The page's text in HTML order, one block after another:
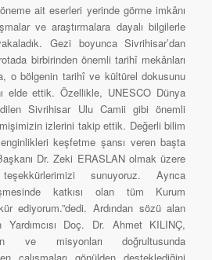
ait eserleri yerinde görme imkânı
ve araştırmalara dayalı bilgilerle
Gezi boyunca Sivrihisar’dan
birbirinden önemli tarihî mekânları
o bölgenin tarihî ve kültürel dokusunu
elde ettik. Özellikle, UNESCO Dünya
Sivrihisar Ulu Camii gibi önemli
izlerini takip ettik. Değerli bilim
keşfetme şansı veren başta
Dr. Zeki ERASLAN olmak üzere
sunuyoruz. Ayrıca
katkısı olan tüm Kurum
ediyorum.”dedi. Ardından sözü alan
Doç. Dr. Ahmet KILINÇ,
ve misyonları doğrultusunda